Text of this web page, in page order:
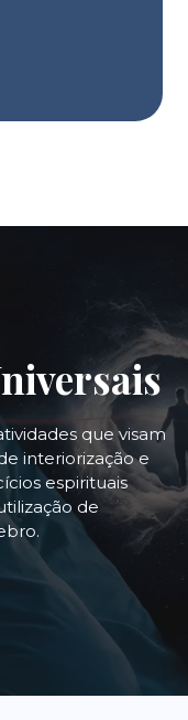
que visam
interiorização e
espirituais
de